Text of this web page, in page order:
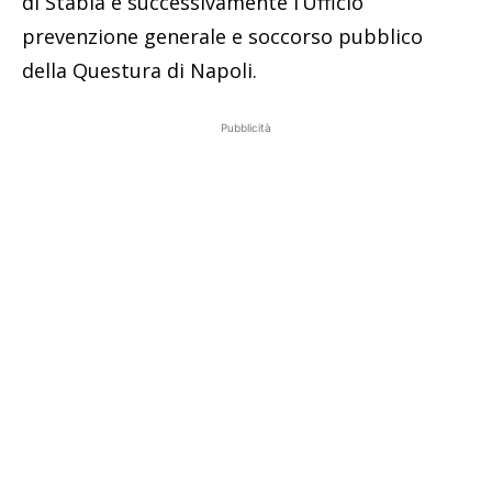
prevenzione generale e soccorso pubblico
della Questura di Napoli.
Pubblicità